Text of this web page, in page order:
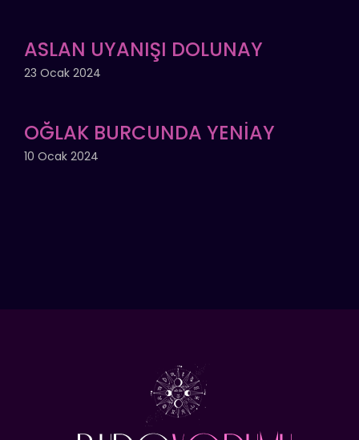
ASLAN UYANIŞI DOLUNAY
23 Ocak 2024
OĞLAK BURCUNDA YENİAY
10 Ocak 2024